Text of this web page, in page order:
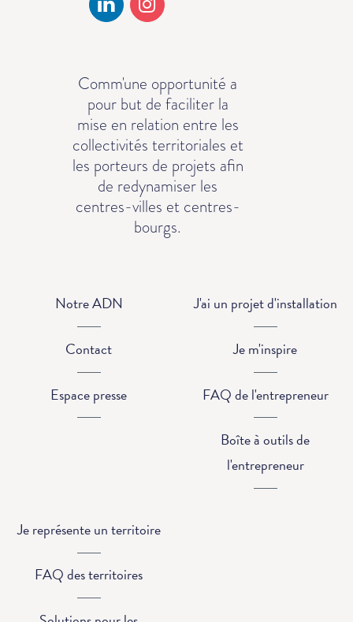
Comm'une opportunité a
pour but de faciliter la
mise en relation entre les
collectivités territoriales et
les porteurs de projets afin
de redynamiser les
centres-villes et centres-
bourgs.
Notre ADN
Contact
Espace presse
J'ai un projet d'installation
Je m'inspire
FAQ de l'entrepreneur
Boîte à outils de
l'entrepreneur
Je représente un territoire
FAQ des territoires